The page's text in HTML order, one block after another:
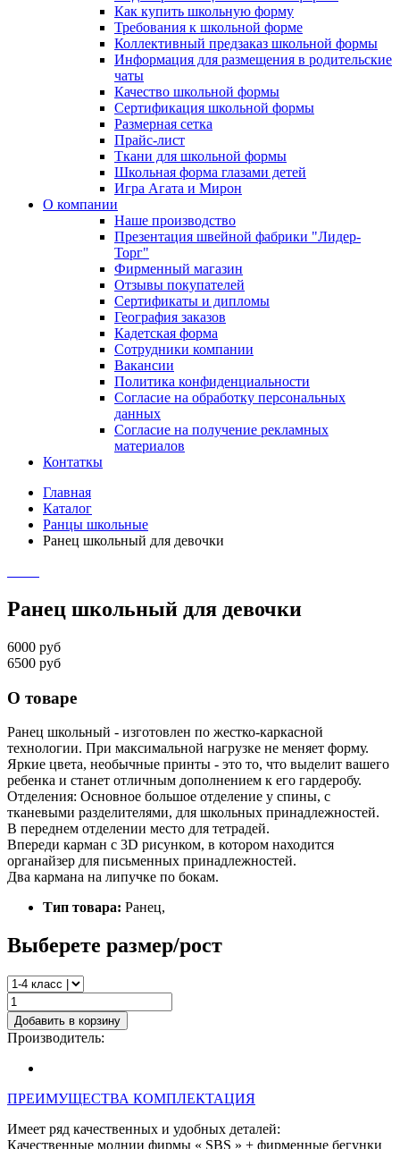
Как купить школьную форму
Требования к школьной форме
Коллективный предзаказ школьной формы
Информация для размещения в родительские
чаты
Качество школьной формы
Сертификация школьной формы
Размерная сетка
Прайс-лист
Ткани для школьной формы
Школьная форма глазами детей
Игра Агата и Мирон
О компании
Наше производство
Презентация швейной фабрики "Лидер-
Торг"
Фирменный магазин
Отзывы покупателей
Сертификаты и дипломы
География заказов
Кадетская форма
Сотрудники компании
Вакансии
Политика конфиденциальности
Согласие на обработку персональных
данных
Согласие на получение рекламных
материалов
Контаткы
Главная
Каталог
Ранцы школьные
Ранец школьный для девочки
Ранец школьный для девочки
6000 руб
6500 руб
О товаре
Ранец школьный - изготовлен по жестко-каркасной
технологии. При максимальной нагрузке не меняет форму.
Яркие цвета, необычные принты - это то, что выделит вашего
ребенка и станет отличным дополнением к его гардеробу.
Отделения: Основное большое отделение у спины, с
тканевыми разделителями, для школьных принадлежностей.
В переднем отделении место для тетрадей.
Впереди карман с 3D рисунком, в котором находится
органайзер для письменных принадлежностей.
Два кармана на липучке по бокам.
Тип товара: Ранец,
Выберете размер/рост
Добавить в корзину
Производитель:
ПРЕИМУЩЕСТВА КОМПЛЕКТАЦИЯ
Имеет ряд качественных и удобных деталей:
Качественные молнии фирмы « SBS » + фирменные бегунки